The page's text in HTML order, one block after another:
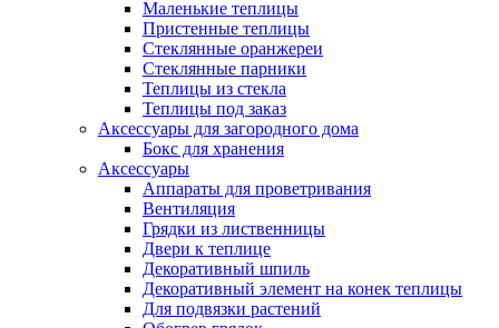
Маленькие теплицы
Пристенные теплицы
Стеклянные оранжереи
Стеклянные парники
Теплицы из стекла
Теплицы под заказ
Аксессуары для загородного дома
Бокс для хранения
Аксессуары
Аппараты для проветривания
Вентиляция
Грядки из лиственницы
Двери к теплице
Декоративный шпиль
Декоративный элемент на конек теплицы
Для подвязки растений